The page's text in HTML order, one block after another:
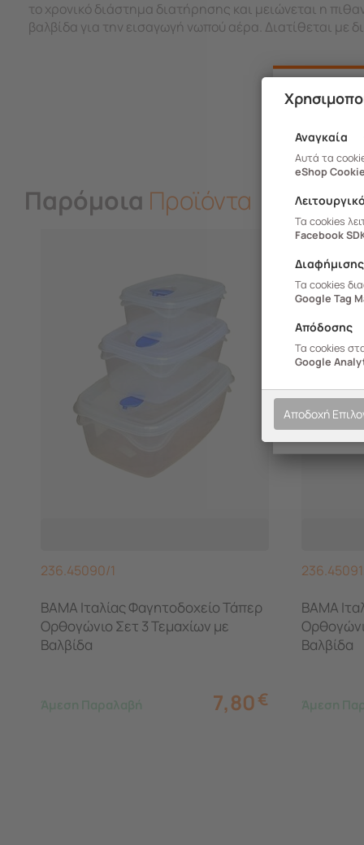
το χρονικό διάστημα διατήρησης και μειώνεται η
βαλβίδα για την εισαγωγή νωπού αέρα. Διατίθεται με
Παρόμοια Προϊόντα
236.45090/1
BAMA Ιταλίας Φαγητοδοχείο Τάπερ
Ορθογώνιο Σετ 3 Τεμαχίων με
Βαλβίδα
Άμεση Παραλαβή 7,80€
BAMA
Βαλβίδα
Άμεση
Αναγκαία
Αυτά τα
eShop
Τα cookies
Facebook
Διαφήμισης
Τα cookies
Google Tag
Απόδοσης
Τα cookies
Google
Αποδοχή